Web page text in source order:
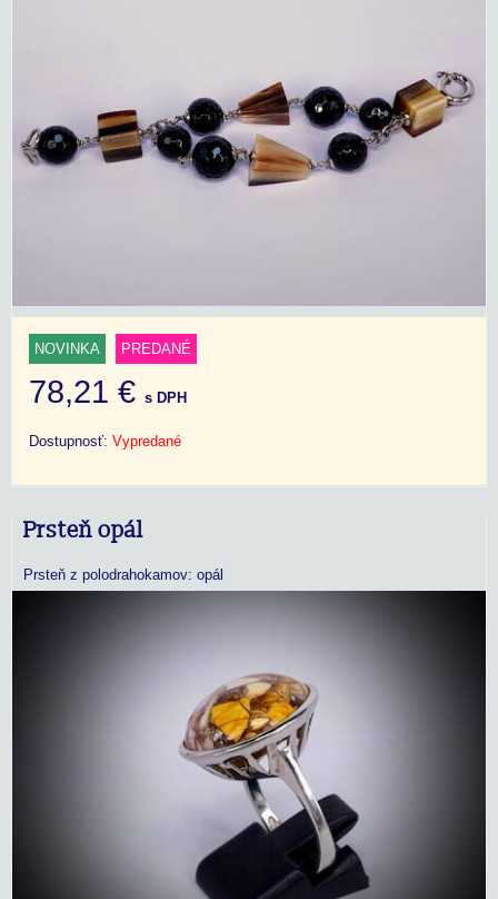
NOVINKA PREDANÉ
78,21 € s DPH
Dostupnosť: Vypredané
Prsteň opál
Prsteň z polodrahokamov: opál